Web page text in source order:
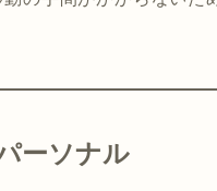
ーソナル